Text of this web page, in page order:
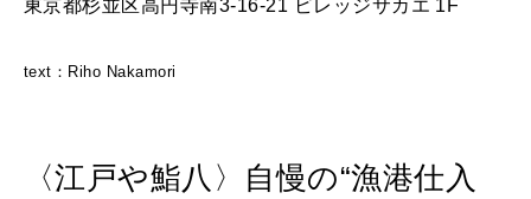
東京都杉並区高円寺南3-16-21 ビレッジサカエ 1F
text：Riho Nakamori
〈江戸や鮨八〉自慢の“漁港仕入